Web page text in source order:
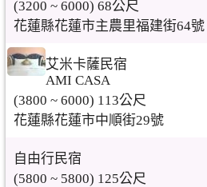
(3200 ~ 6000) 68公尺
花蓮縣花蓮市主農里福建街64號
艾米卡薩民宿
AMI CASA
(3800 ~ 6000) 113公尺
花蓮縣花蓮市中順街29號
自由行民宿
(5800 ~ 5800) 125公尺